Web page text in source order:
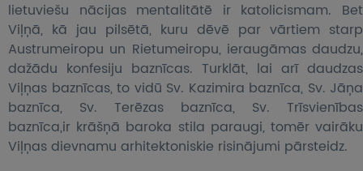
lietuviešu nācijas mentalitātē ir katolicismam. Bet
Viļņā, kā jau pilsētā, kuru dēvē par vārtiem starp
Austrumeiropu un Rietumeiropu, ieraugāmas daudzu,
dažādu konfesiju baznīcas. Turklāt, lai arī daudzas
Viļņas baznīcas, to vidū Sv. Kazimira baznīca, Sv. Jāņa
baznīca, Sv. Terēzas baznīca, Sv. Trīsvienības
baznīca,ir krāšņā baroka stila paraugi,tomēr vairāku
Viļņas dievnamu arhitektoniskie risinājumi pārsteidz.